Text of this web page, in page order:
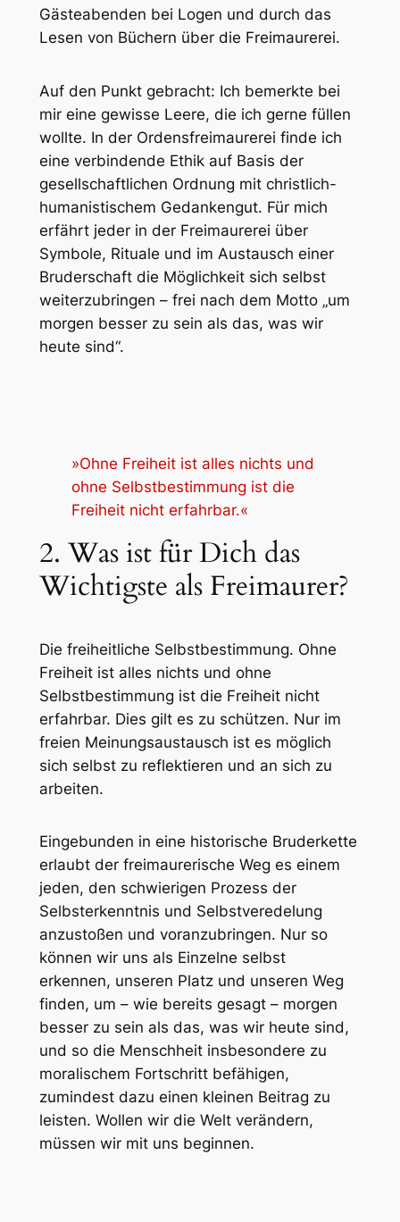
Gästeabenden bei Logen und durch das
Lesen von Büchern über die Freimaurerei.
Auf den Punkt gebracht: Ich bemerkte bei
mir eine gewisse Leere, die ich gerne füllen
wollte. In der Ordensfreimaurerei finde ich
eine verbindende Ethik auf Basis der
gesellschaftlichen Ordnung mit christlich-
humanistischem Gedankengut. Für mich
erfährt jeder in der Freimaurerei über
Symbole, Rituale und im Austausch einer
Bruderschaft die Möglichkeit sich selbst
weiterzubringen – frei nach dem Motto „um
morgen besser zu sein als das, was wir
heute sind“.
»Ohne Freiheit ist alles nichts und
ohne Selbstbestimmung ist die
Freiheit nicht erfahrbar.«
2. Was ist für Dich das
Wichtigste als Freimaurer?
Die freiheitliche Selbstbestimmung. Ohne
Freiheit ist alles nichts und ohne
Selbstbestimmung ist die Freiheit nicht
erfahrbar. Dies gilt es zu schützen. Nur im
freien Meinungsaustausch ist es möglich
sich selbst zu reflektieren und an sich zu
arbeiten.
Eingebunden in eine historische Bruderkette
erlaubt der freimaurerische Weg es einem
jeden, den schwierigen Prozess der
Selbsterkenntnis und Selbstveredelung
anzustoßen und voranzubringen. Nur so
können wir uns als Einzelne selbst
erkennen, unseren Platz und unseren Weg
finden, um – wie bereits gesagt – morgen
besser zu sein als das, was wir heute sind,
und so die Menschheit insbesondere zu
moralischem Fortschritt befähigen,
zumindest dazu einen kleinen Beitrag zu
leisten. Wollen wir die Welt verändern,
müssen wir mit uns beginnen.